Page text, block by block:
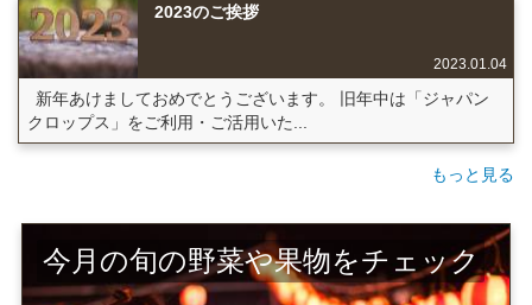
2023のご挨拶
2023.01.04
新年あけましておめでとうございます。 旧年中は「ジャパン
クロップス」をご利用・ご活用いた...
もっと見る
今月の旬の野菜や果物をチェック